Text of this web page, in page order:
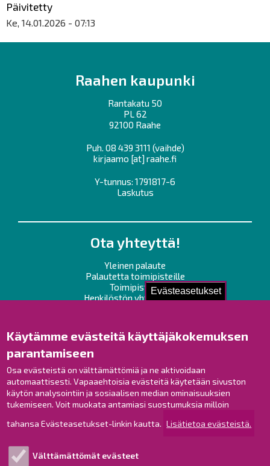
Evästeasetukset
Käytämme evästeitä käyttäjäkokemuksen
parantamiseen
Osa evästeistä on välttämättömiä ja ne aktivoidaan
automaattisesti. Vapaaehtoisia evästeitä käytetään sivuston
käytön analysointiin ja sosiaalisen median ominaisuuksien
tukemiseen. Voit muokata antamiasi suostumuksia milloin
tahansa Evästeasetukset-linkin kautta. Lisätietoa evästeistä.
Välttämättömät evästeet
Päivitetty
Ke, 14.01.2026 - 07:13
Raahen kaupunki
Rantakatu 50
PL 62
92100 Raahe
Puh. 08 439 3111 (vaihde)
kirjaamo [at] raahe.fi
Y-tunnus: 1791817-6
Laskutus
Ota yhteyttä!
Yleinen palaute
Palautetta toimipisteille
Toimipisteet
Henkilöstön yhteystiedot
Raahe Facebookissa
Raahe Instagramissa
Raahe LinkedInissä
Raahe YouTubessa
Esityslistat ja pöytäkirjat